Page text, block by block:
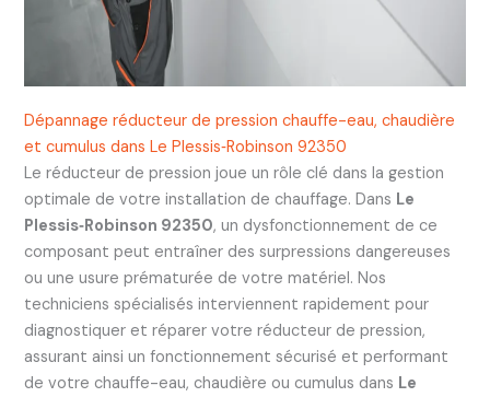
Dépannage réducteur de pression chauffe-eau, chaudière
et cumulus dans Le Plessis‑Robinson 92350
Le réducteur de pression joue un rôle clé dans la gestion
optimale de votre installation de chauffage. Dans Le
Plessis‑Robinson 92350, un dysfonctionnement de ce
composant peut entraîner des surpressions dangereuses
ou une usure prématurée de votre matériel. Nos
techniciens spécialisés interviennent rapidement pour
diagnostiquer et réparer votre réducteur de pression,
assurant ainsi un fonctionnement sécurisé et performant
de votre chauffe-eau, chaudière ou cumulus dans Le